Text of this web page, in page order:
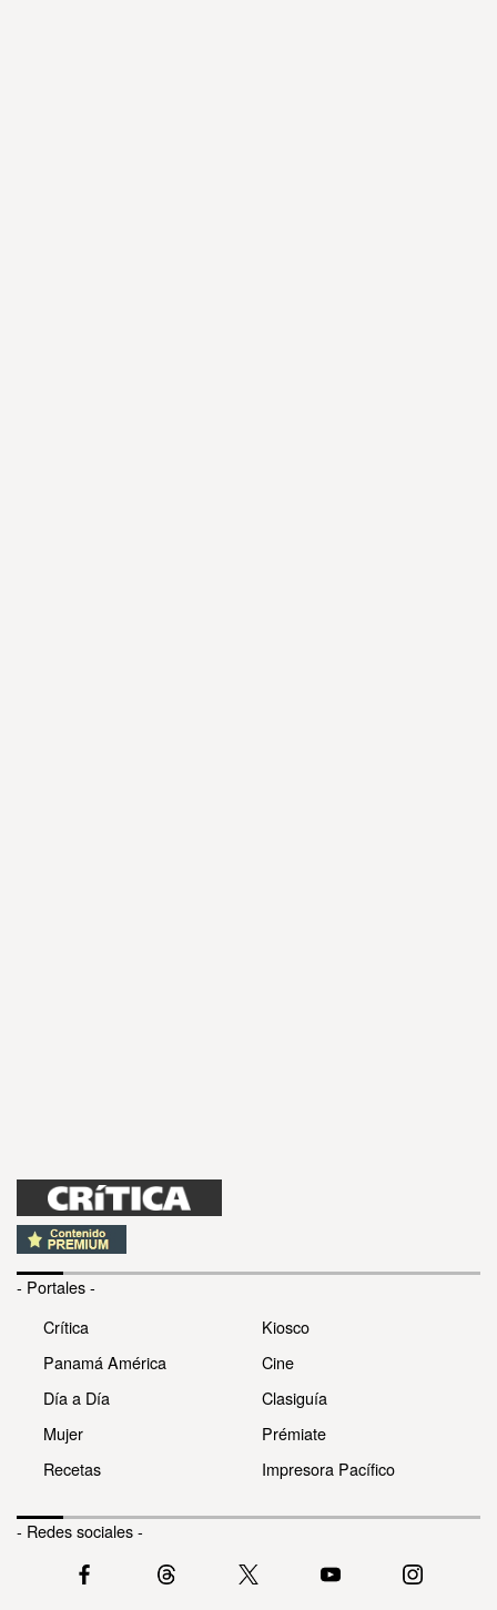
- Portales -
Crítica
Panamá América
Día a Día
Mujer
Recetas
Kiosco
Cine
Clasiguía
Prémiate
Impresora Pacífico
- Redes sociales -